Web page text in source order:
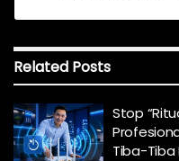
Related Posts
Stop
Tiba-Tiba